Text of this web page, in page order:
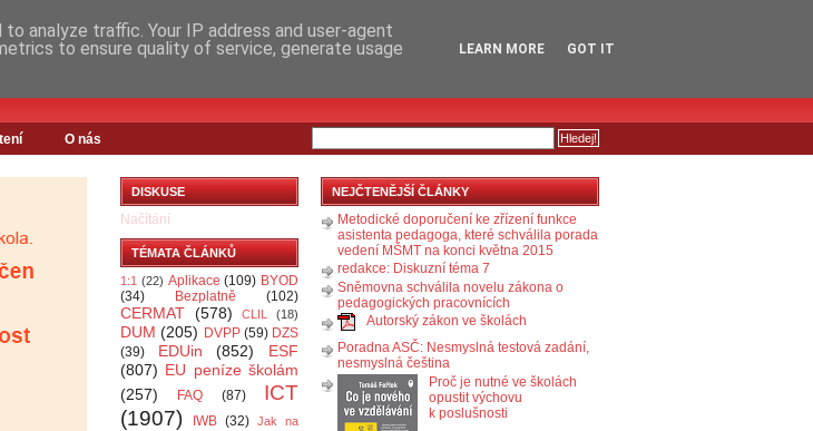
O nás
DISKUSE
Načítání
TÉMATA ČLÁNKŮ
1:1 (22) Aplikace (109) BYOD
(34)
Bezplatně (102)
CERMAT (578) CLIL (18)
DUM (205) DVPP (59) DZS
(39)
EDUin (852)
ESF
(807) EU peníze školám
(257)
FAQ (87)
ICT
(1907)
IWB (32) Jak na
NEJČTENĚJŠÍ ČLÁNKY
Metodické doporučení ke zřízení funkce
asistenta pedagoga, které schválila porada
vedení MŠMT na konci května 2015
redakce: Diskuzní téma 7
Sněmovna schválila novelu zákona o
pedagogických pracovnících
Autorský zákon ve školách
Poradna ASČ: Nesmyslná testová zadání,
nesmyslná čeština
Proč je nutné ve školách
opustit výchovu
k poslušnosti
analyze traffic. Your IP address and user-agent
to ensure quality of service, generate usage
LEARN MORE GOT IT